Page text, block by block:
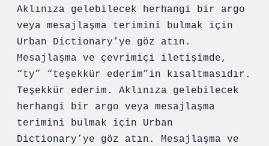
Aklınıza gelebilecek herhangi bir argo
veya mesajlaşma terimini bulmak için
Urban Dictionary’ye göz atın.
Mesajlaşma ve çevrimiçi iletişimde,
“ty” “teşekkür ederim”in kısaltmasıdır.
Teşekkür ederim. Aklınıza gelebilecek
herhangi bir argo veya mesajlaşma
terimini bulmak için Urban
Dictionary’ye göz atın. Mesajlaşma ve